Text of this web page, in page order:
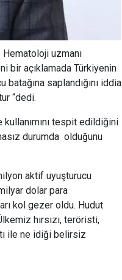
uzmanı
bir açıklamada Türkiyenin
saplandığını iddia
“dedi.
tespit edildiğini
durumda olduğunu
aktif uyuşturucu
dolar para
kol gezer oldu. Hudut
hırsızı, teröristi,
ile ne idiği belirsiz